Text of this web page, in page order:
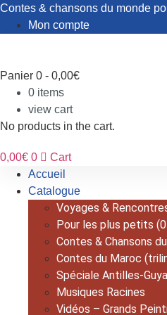
Aller
Contes & chansons du monde
Mon compte
Panier 0 - 0,00€
0 items
view cart
No products in the cart.
0,00€ 0
Cart
Accueil
Catalogue
Voyages &
Pour les plus petits
Contes & Chansons
Contes du Maroc
Spéciale Antilles-
Musiques Racines
Vidéos – Grands